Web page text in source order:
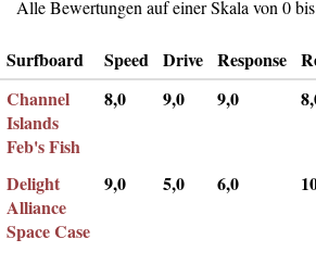
Alle Bewertungen auf einer Skala von 0
Surfboard Speed Drive Response
Channel
Islands
Feb's Fish
8,0 9,0 9,0
Delight
Alliance
Space Case
9,0 5,0 6,0